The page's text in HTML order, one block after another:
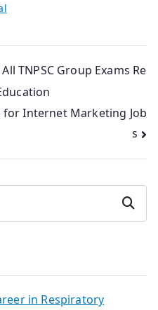
TNPSC Group Exams Re
for Internet Marketing Job
s
Search
in Respiratory